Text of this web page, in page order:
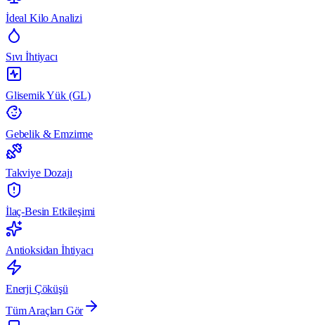
İdeal Kilo Analizi
Sıvı İhtiyacı
Glisemik Yük (GL)
Gebelik & Emzirme
Takviye Dozajı
İlaç-Besin Etkileşimi
Antioksidan İhtiyacı
Enerji Çöküşü
Tüm Araçları Gör